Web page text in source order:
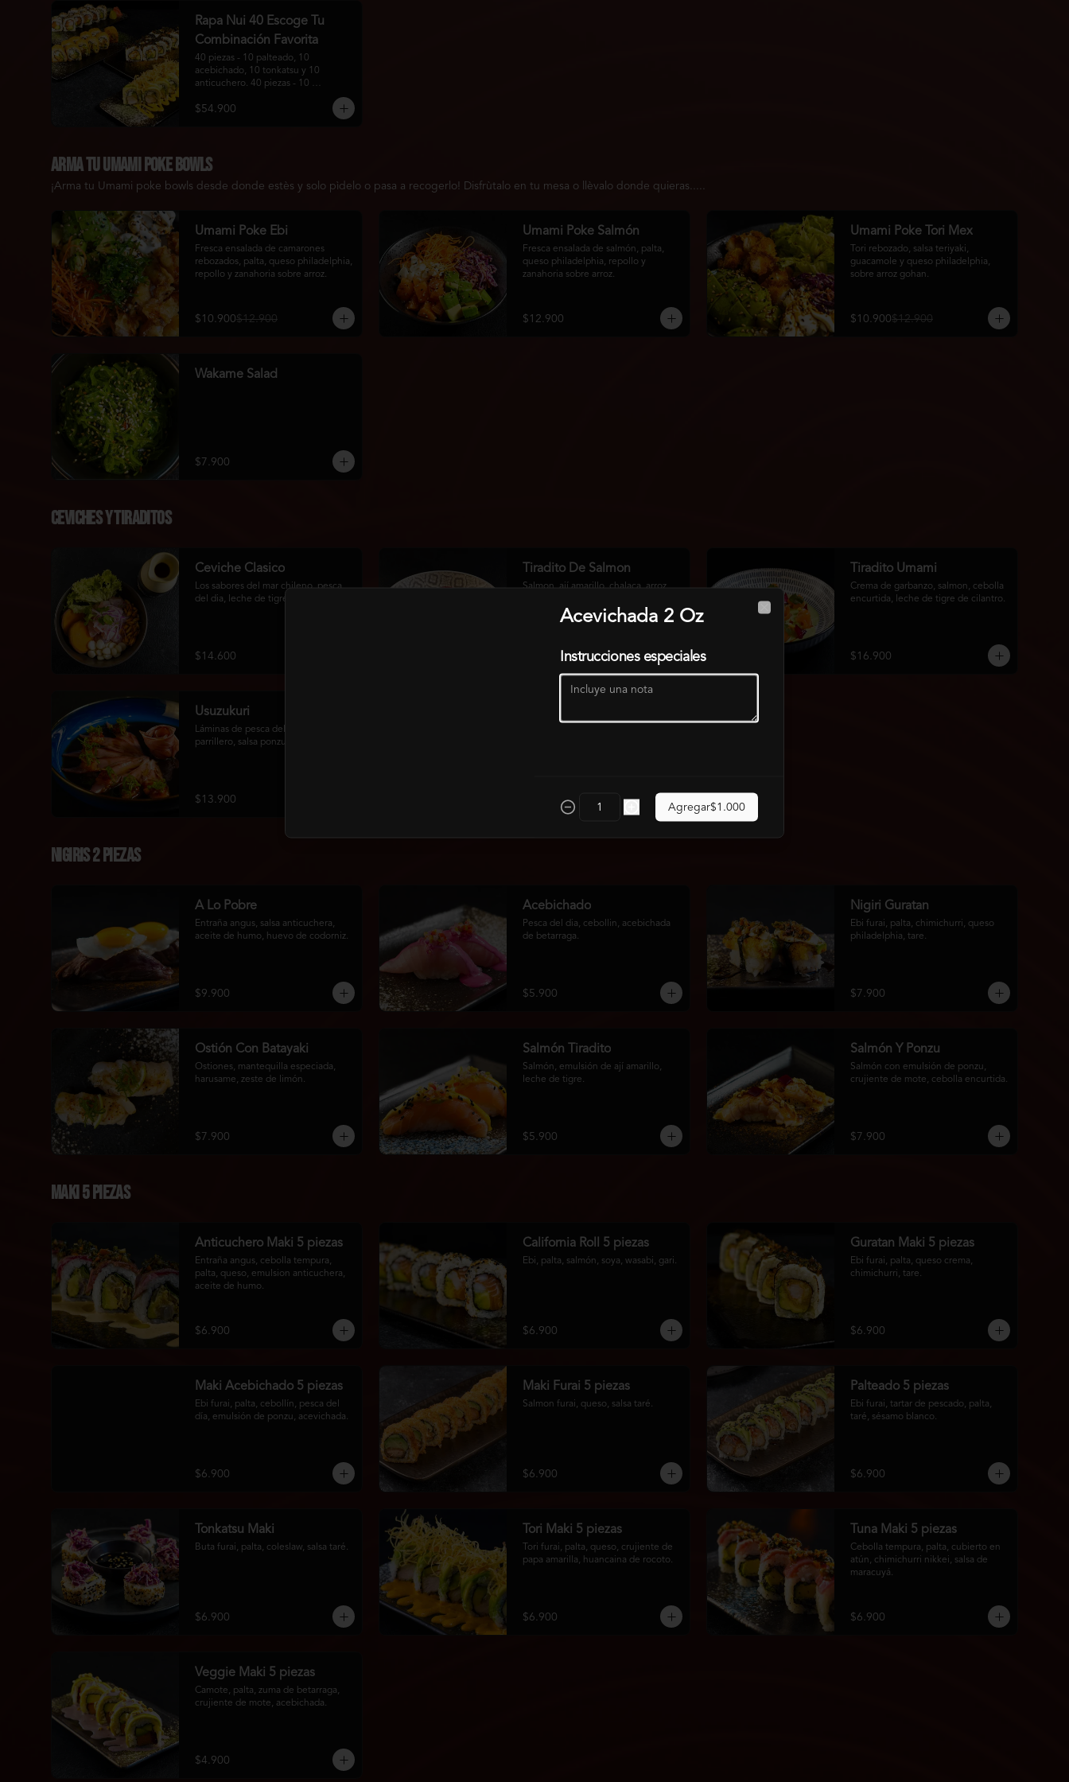
Rapa Nui 40 Escoge Tu
Combinación Favorita
40 piezas - 10 palteado, 10
acebichado, 10 tonkatsu y 10
anticuchero. 40 piezas - 10
california, 10 tori maki, 10 guratan
maki y 10 maki furai.
$54.900
Arma tu Umami Poke bowls
¡Arma tu Umami poke bowls desde donde estès y solo pìdelo o pasa a recogerlo! Disfrùtalo en tu mesa o llèvalo donde quieras.....
Umami Poke Ebi
Fresca ensalada de camarones
rebozados, palta, queso philadelphia,
repollo y zanahoria sobre arroz.
$10.900$12.900
Umami Poke Salmón
Fresca ensalada de salmón, palta,
queso philadelphia, repollo y
zanahoria sobre arroz.
$12.900
Umami Poke Tori Mex
Tori rebozado, salsa teriyaki,
guacamole y queso philadelphia,
sobre arroz gohan.
$10.900$12.900
Wakame Salad
$7.900
Ceviches Y Tiraditos
Ceviche Clasico
Los sabores del mar chileno, pesca
del dia, leche de tigre de rocoto.
$14.600
Tiradito De Salmon
Salmon, ají amarillo, chalaca, arroz
Tiradito Umami
Crema de garbanzo, salmon, cebolla
encurtida, leche de tigre de cilantro.
$16.900
Usuzukuri
Láminas de pesca del dia, rocoto
parrillero, salsa ponzu, wakame salad.
$13.900
Nigiris 2 Piezas
A Lo Pobre
Entraña angus, salsa anticuchera,
aceite de humo, huevo de codorniz.
$9.900
Acebichado
Pesca del dia, cebollin, acebichada
de betarraga.
$5.900
Nigiri Guratan
Ebi furai, palta, chimichurri, queso
philadelphia, tare.
$7.900
Ostión Con Batayaki
Ostiones, mantequilla especiada,
harusame, zeste de limón.
$7.900
Salmón Tiradito
Salmón, emulsión de ají amarillo,
leche de tigre.
$5.900
Salmón Y Ponzu
Salmón con emulsión de ponzu,
crujiente de mote, cebolla encurtida.
$7.900
Maki 5 piezas
Anticuchero Maki 5 piezas
Entraña angus, cebolla tempura,
palta, queso, emulsion anticuchera,
aceite de humo.
$6.900
California Roll 5 piezas
Ebi, palta, salmón, soya, wasabi, gari.
$6.900
Guratan Maki 5 piezas
Ebi furai, palta, queso crema,
chimichurri, tare.
$6.900
Maki Acebichado 5 piezas
Ebi furai, palta, cebollín, pesca del
día, emulsión de ponzu, acevichada.
$6.900
Maki Furai 5 piezas
Salmon furai, queso, salsa taré.
$6.900
Palteado 5 piezas
Ebi furai, tartar de pescado, palta,
taré, sésamo blanco.
$6.900
Tonkatsu Maki
Buta furai, palta, coleslaw, salsa taré.
$6.900
Tori Maki 5 piezas
Tori furai, palta, queso, crujiente de
papa amarilla, huancaina de rocoto.
$6.900
Tuna Maki 5 piezas
Cebolla tempura, palta, cubierto en
atún, chimichurri nikkei, salsa de
maracuyá.
$6.900
Veggie Maki 5 piezas
Camote, palta, zuma de betarraga,
crujiente de mote, acebichada.
$4.900
Acevichada 2 Oz
Instrucciones especiales
Agregar$1.000
Close